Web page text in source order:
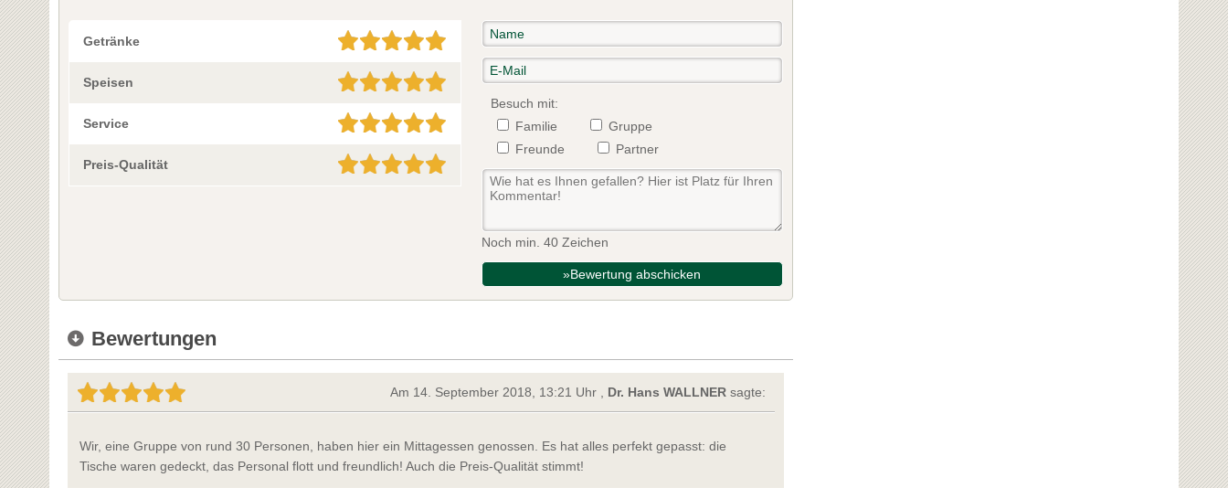
Getränke
Speisen
Service
Preis-Qualität
Besuch mit:
Familie
Gruppe
Freunde
Partner
Noch min. 40 Zeichen
»Bewertung abschicken
Bewertungen
Am 14. September 2018, 13:21 Uhr , Dr. Hans WALLNERsagte:
Wir, eine Gruppe von rund 30 Personen, haben hier ein Mittagessen genossen. Es hat alles perfekt gepasst: die
Tische waren gedeckt, das Personal flott und freundlich! Auch die Preis-Qualität stimmt!